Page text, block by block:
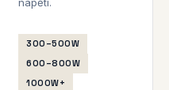
napětí.
300–500W
600–800W
1000W+